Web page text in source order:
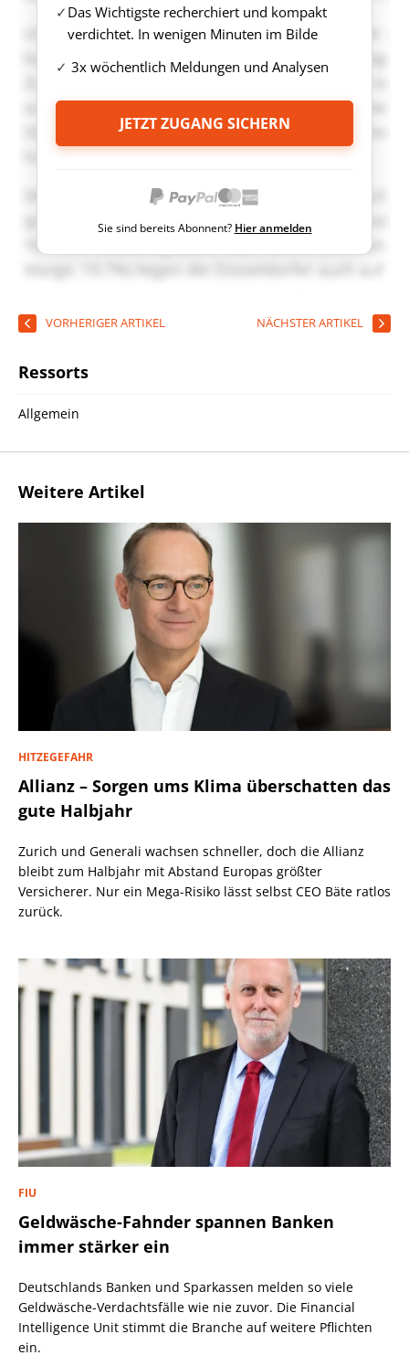
Das Wichtigste recherchiert und kompakt
verdichtet. In wenigen Minuten im Bilde
3x wöchentlich Meldungen und Analysen
JETZT ZUGANG SICHERN
Sie sind bereits Abonnent? Hier anmelden
VORHERIGER ARTIKEL NÄCHSTER ARTIKEL
Ressorts
Allgemein
Weitere Artikel
HITZEGEFAHR
Allianz – Sorgen ums Klima überschatten das
gute Halbjahr
Zurich und Generali wachsen schneller, doch die Allianz
bleibt zum Halbjahr mit Abstand Europas größter
Versicherer. Nur ein Mega-Risiko lässt selbst CEO Bäte ratlos
zurück.
FIU
Geldwäsche-Fahnder spannen Banken
immer stärker ein
Deutschlands Banken und Sparkassen melden so viele
Geldwäsche-Verdachtsfälle wie nie zuvor. Die Financial
Intelligence Unit stimmt die Branche auf weitere Pflichten
ein.